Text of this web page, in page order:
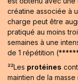
créatine associée à
charge peut être
pratiqué au moins
semaines à une
de 1 répétition
²²Les protéines
maintien de la